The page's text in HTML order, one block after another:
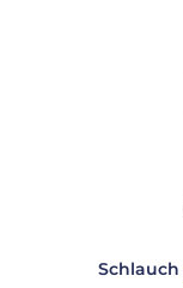
Schlauch